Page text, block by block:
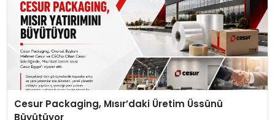
Cesur Packaging, Mısır’daki Üretim Üssünü
Büyütüyor